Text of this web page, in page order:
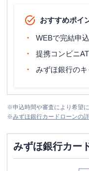
おすすめポイ
WEBで完結申
提携コンビニ
みずほ銀行の
※申込時間や審査により希望
※みずほ銀行カードローンの
みずほ銀行カー